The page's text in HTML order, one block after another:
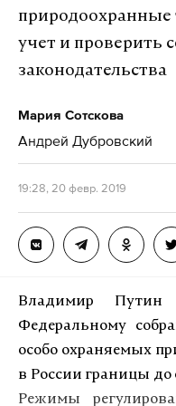
шлама друг о друга (
методе). На выходе
используют по
нужно
промышленных
Установки для
Они не только
установки VacuDry
стране считают,
переработки 100
позволит
миллионы долларов.
природоохранные
учет и проверить
законодательства
Мария Сотскова
Андрей Дубровский
19:28, 20 февр. 2019
Владимир Путин
Федеральному
особо охраняемых
в России границы до
Режимы